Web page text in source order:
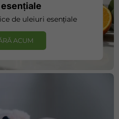
de uleiuri esențiale
ACUM